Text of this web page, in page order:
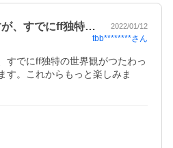
が、すでにff独特… 2022/01/12
tbb********さん
すでにff独特の世界観がつたわっ
す。これからもっと楽しみま